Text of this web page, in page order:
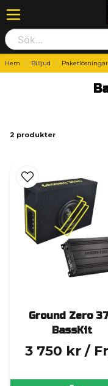
Hem Billjud Paketlösningar
2 produkter
Ground Zero
BassKit
3 750 kr /